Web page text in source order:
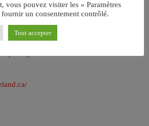
enfin son tout premier album , À
disque, Marie-Luce Béland démontre
mais aussi son plaisir à mordre
qui assume totalement son
passage des étincelles de bonheur.
vous pouvez visiter les « Paramètres
un consentement contrôlé.
Tout accepter